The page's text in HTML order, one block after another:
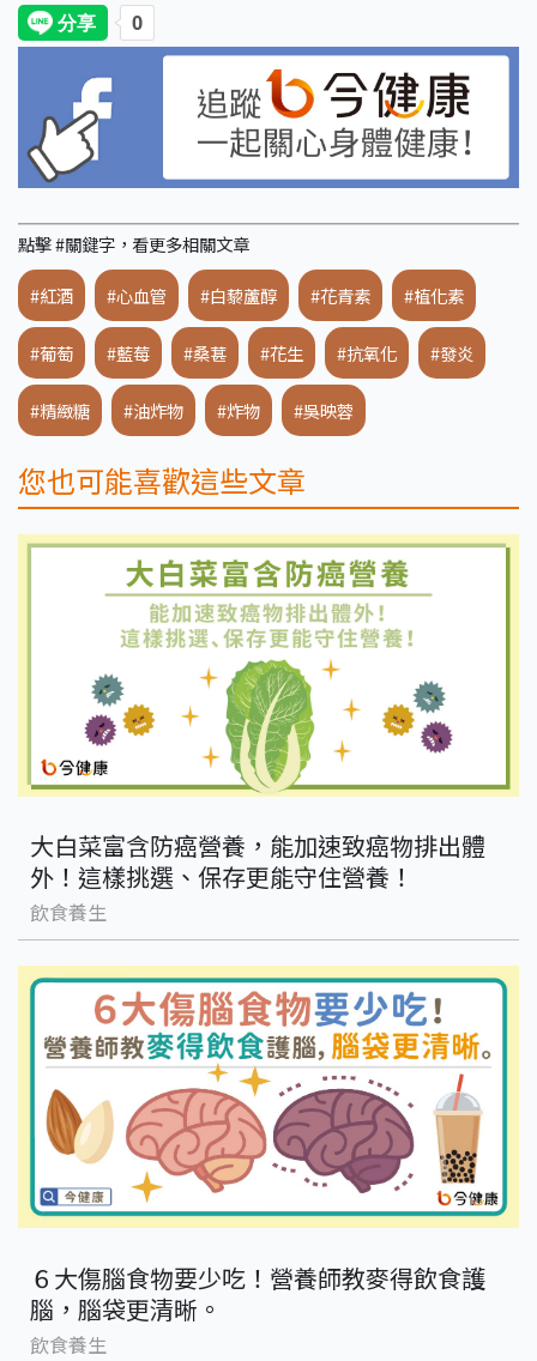
點擊 #關鍵字，看更多相關文章
#紅酒 #心血管 #白藜蘆醇 #花青素 #植化素
#葡萄 #藍莓 #桑葚 #花生 #抗氧化 #發炎
#精緻糖 #油炸物 #炸物 #吳映蓉
您也可能喜歡這些文章
大白菜富含防癌營養，能加速致癌物排出體
外！這樣挑選、保存更能守住營養！
飲食養生
６大傷腦食物要少吃！營養師教麥得飲食護
腦，腦袋更清晰。
飲食養生